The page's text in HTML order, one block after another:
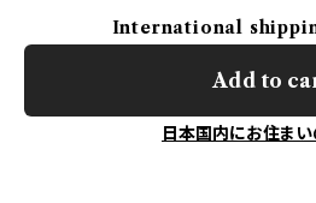
International
Add to
日本国内にお住ま